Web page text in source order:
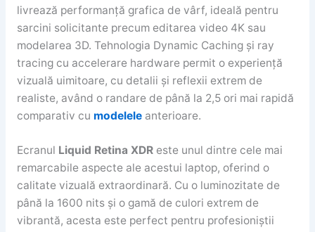
livrează performanță grafica de vârf, ideală pentru
sarcini solicitante precum editarea video 4K sau
modelarea 3D. Tehnologia Dynamic Caching și ray
tracing cu accelerare hardware permit o experiență
vizuală uimitoare, cu detalii și reflexii extrem de
realiste, având o randare de până la 2,5 ori mai rapidă
comparativ cu modeleleanterioare.
Ecranul Liquid Retina XDReste unul dintre cele mai
remarcabile aspecte ale acestui laptop, oferind o
calitate vizuală extraordinară. Cu o luminozitate de
până la 1600 nits și o gamă de culori extrem de
vibrantă, acesta este perfect pentru profesioniștii